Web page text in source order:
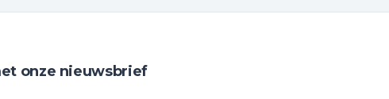
onze nieuwsbrief